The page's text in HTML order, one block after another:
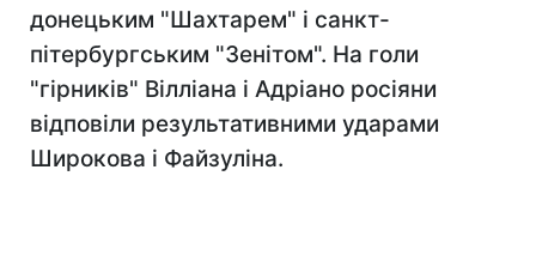
донецьким "Шахтарем" і санкт-
пітербургським "Зенітом". На голи
"гірників" Вілліана і Адріано росіяни
відповіли результативними ударами
Широкова і Файзуліна.